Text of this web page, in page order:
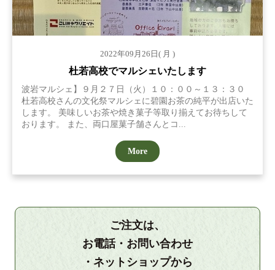
2022年09月26日( 月 )
杜若高校でマルシェいたします
波岩マルシェ】９月２７日（火）１０：００～１３：３０
杜若高校さんの文化祭マルシェに碧園お茶の純平が出店いた
します。 美味しいお茶や焼き菓子等取り揃えてお待ちして
おります。 また、両口屋菓子舗さんとコ...
More
ご注文は、
お電話・お問い合わせ
・ネットショップから